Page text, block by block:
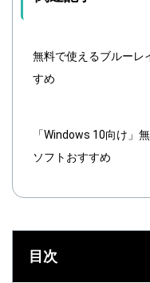
無料で使えるブルーレ
すめ
「Windows 10向け」
ソフトおすすめ
目次